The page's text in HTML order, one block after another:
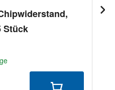
Stück